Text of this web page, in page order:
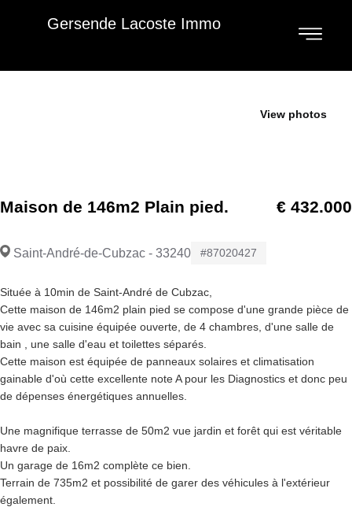
Gersende Lacoste Immo
View photos
Maison de 146m2 Plain pied. € 432.000
Saint-André-de-Cubzac - 33240 #87020427
Située à 10min de Saint-André de Cubzac,
Cette maison de 146m2 plain pied se compose d'une grande pièce de
vie avec sa cuisine équipée ouverte, de 4 chambres, d'une salle de
bain , une salle d'eau et toilettes séparés.
Cette maison est équipée de panneaux solaires et climatisation
gainable d'où cette excellente note A pour les Diagnostics et donc peu
de dépenses énergétiques annuelles.
Une magnifique terrasse de 50m2 vue jardin et forêt qui est véritable
havre de paix.
Un garage de 16m2 complète ce bien.
Terrain de 735m2 et possibilité de garer des véhicules à l'extérieur
également.